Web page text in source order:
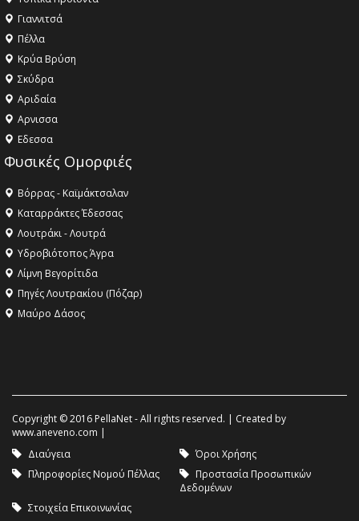
Γιαννιτσά
Πέλλα
Κρύα Βρύση
Σκύδρα
Αριδαία
Aρνισσα
Eδεσσα
Φυσικές Ομορφιές
Βόρρας - Καϊμάκτσαλαν
Καταρράκτες Έδεσσας
Λουτράκι - Λουτρά
Υδροβιότοπος Άγρα
Λίμνη Βεγορίτιδα
Πηγές Λουτρακίου (Πόζαρ)
Μαύρο Δάσος
Copyright © 2016 PellaNet - All rights reserved. | Created by
www.aneveno.com |
Διαύγεια
Όροι Χρήσης
Πληροφορίες Νομού Πέλλας
Προστασία Προσωπικών
Δεδομένων
Στοιχεία Επικοινωνίας